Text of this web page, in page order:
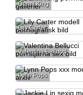
Danni King
Lily Carter
Valentina Bellucci
Lynn Pops